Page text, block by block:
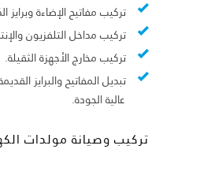
تركيب مفاتيح الإضاءة وبرايز
تركيب مداخل التلفزيون
تركيب مخارج الأجهزة الثقيلة.
تبديل المفاتيح والبرايز
عالية الجودة.
تركيب وصيانة مولدات